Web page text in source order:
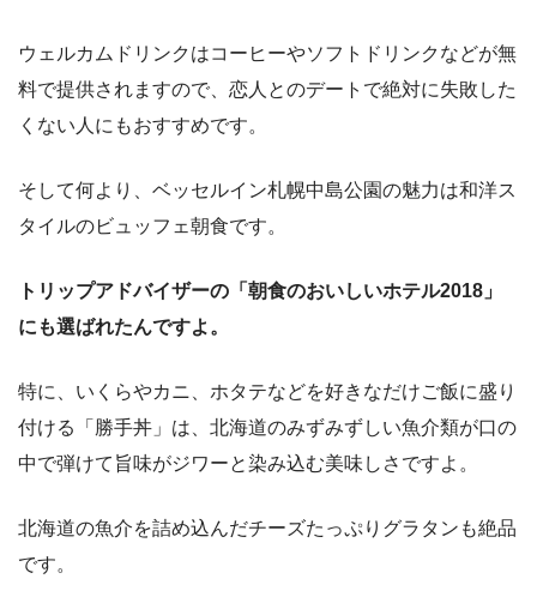
ウェルカムドリンクはコーヒーやソフトドリンクなどが無
料で提供されますので、恋人とのデートで絶対に失敗した
くない人にもおすすめです。
そして何より、ベッセルイン札幌中島公園の魅力は和洋ス
タイルのビュッフェ朝食です。
トリップアドバイザーの「朝食のおいしいホテル2018」
にも選ばれたんですよ。
特に、いくらやカニ、ホタテなどを好きなだけご飯に盛り
付ける「勝手丼」は、北海道のみずみずしい魚介類が口の
中で弾けて旨味がジワーと染み込む美味しさですよ。
北海道の魚介を詰め込んだチーズたっぷりグラタンも絶品
です。